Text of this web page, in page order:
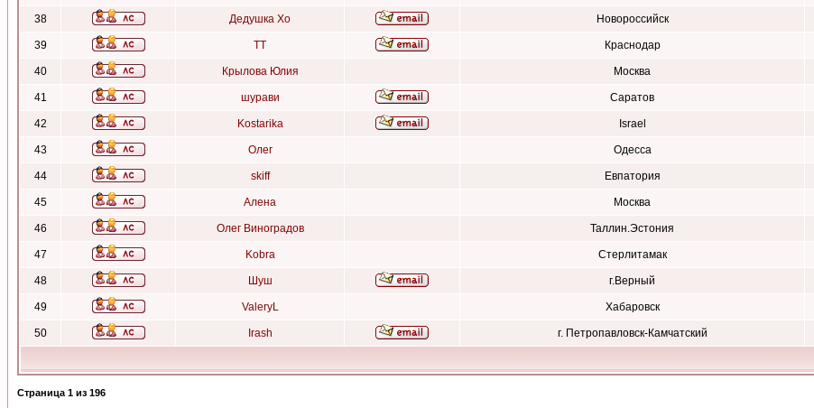
38 Дедушка Хо Новороссийск
39 ТТ Краснодар
40 Крылова Юлия Москва
41 шурави Саратов
42 Kostarika Israel
43 Олег Одесса
44 skiff Евпатория
45 Алена Москва
46 Олег Виноградов Таллин.Эстония
47 Kobra Стерлитамак
48 Шуш г.Верный
49 ValeryL Хабаровск
50 Irash г. Петропавловск-Камчатский
Страница 1 из 196